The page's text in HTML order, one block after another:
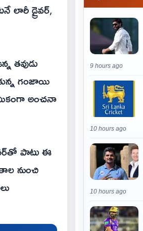
లారీ డ్రైవర్,
తవుడు
గంజాయి
అంచనా
పాటు ఈ
నుంచి
9 hours ago
10 hours ago
10 hours ago